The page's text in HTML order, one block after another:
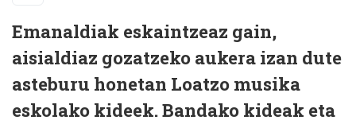
Emanaldiak eskaintzeaz gain,
aisialdiaz gozatzeko aukera izan dute
asteburu honetan Loatzo musika
eskolako kideek. Bandako kideak eta